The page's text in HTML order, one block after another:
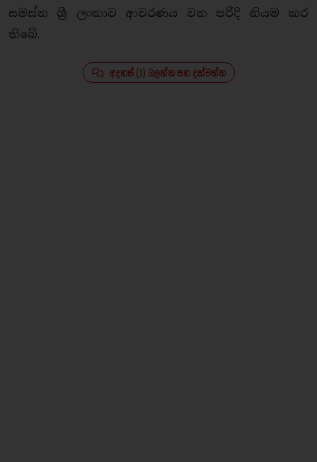
සමස්ත ශ්‍රී ලංකාව ආවරණය වන පරිදි නියම කර
තිබේ.
අදහස් (1) බලන්න සහ දක්වන්න